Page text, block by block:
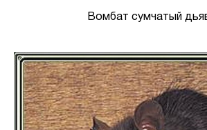
Вомбат сумчатый